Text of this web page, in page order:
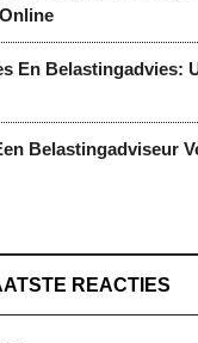
En Belastingadvies:
Belastingadviseur
REACTIES